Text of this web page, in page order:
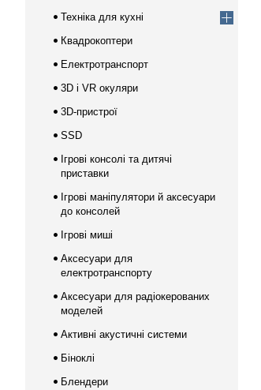
Техніка для кухні
Квадрокоптери
Електротранспорт
3D і VR окуляри
3D-пристрої
SSD
Ігрові консолі та дитячі
приставки
Ігрові маніпулятори й аксесуари
до консолей
Ігрові миші
Аксесуари для
електротранспорту
Аксесуари для радіокерованих
моделей
Активні акустичні системи
Біноклі
Блендери